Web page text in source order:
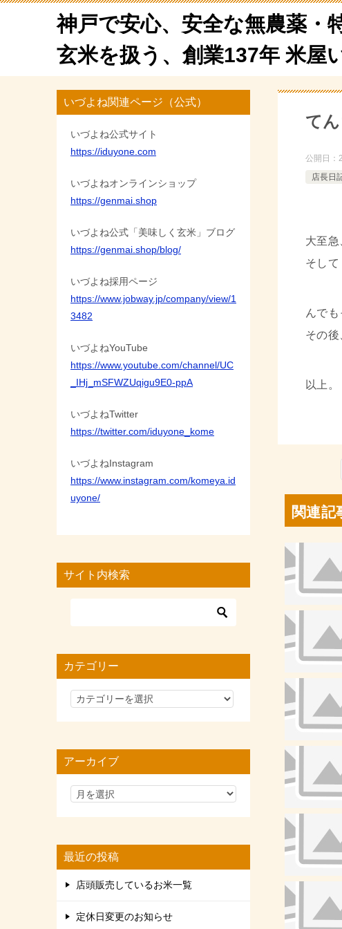
神戸で安心、安全な無農薬・
玄米を扱う、創業137年 米屋
て
公開日：
店長日
大至急
そして
んで
その後
以上。
関連記
いづよね関連ページ（公式）
いづよね公式サイト
https://iduyone.com
いづよねオンラインショップ
https://genmai.shop
いづよね公式「美味しく玄米」ブログ
https://genmai.shop/blog/
いづよね採用ページ
https://www.jobway.jp/company/view/1
3482
いづよねYouTube
https://www.youtube.com/channel/UC
_IHj_mSFWZUqigu9E0-ppA
いづよねTwitter
https://twitter.com/iduyone_kome
いづよねInstagram
https://www.instagram.com/komeya.id
uyone/
サイト内検索
カテゴリー
カ
リ
アーカイブ
最近の投稿
店頭販売しているお米一覧
定休日変更のお知らせ